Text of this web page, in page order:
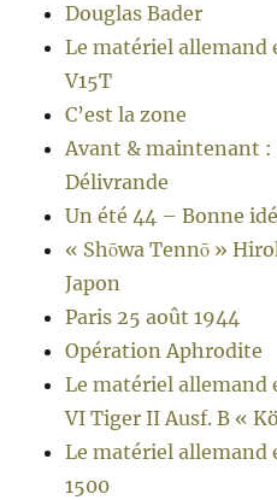
Douglas Bader
Le matériel
V15T
C’est la zone
Avant & maintenant
Délivrande
Un été 44 – Bonne
« Shōwa Tennō »
Japon
Paris 25 août 1944
Opération Aphrodite
Le matériel allemand
VI Tiger II Ausf. B «
Le matériel allemand
1500